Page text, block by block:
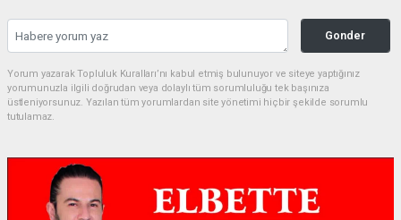
Gonder
Yorum yazarak Topluluk Kuralları’nı kabul etmiş bulunuyor ve siteye yaptığınız
yorumunuzla ilgili doğrudan veya dolaylı tüm sorumluluğu tek başınıza
üstleniyorsunuz. Yazılan tüm yorumlardan site yönetimi hiçbir şekilde sorumlu
tutulamaz.